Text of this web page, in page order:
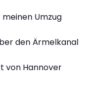
Umzug
den Ärmelkanal
von Hannover